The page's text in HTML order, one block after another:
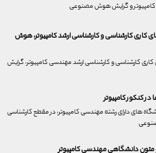
و گرایش هوش مصنوعی
کاری کارشناسی و کارشناسی ارشد کامپیوتر، هوش
کارشناسی و کارشناسی ارشد مهندسی کامپیوتر، گرایش
کنکور کامپیوتر
های دارای رشته مهندسی کامپیوتر، در مقطع کارشناسی
متون دانشگاهی مهندسی کامپیوتر